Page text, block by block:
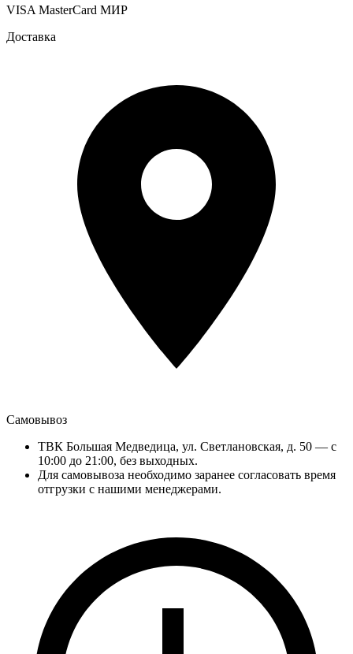
VISA MasterCard МИР
Доставка
Самовывоз
ТВК Большая Медведица, ул. Светлановская, д. 50 — с
10:00 до 21:00, без выходных.
Для самовывоза необходимо заранее согласовать время
отгрузки с нашими менеджерами.